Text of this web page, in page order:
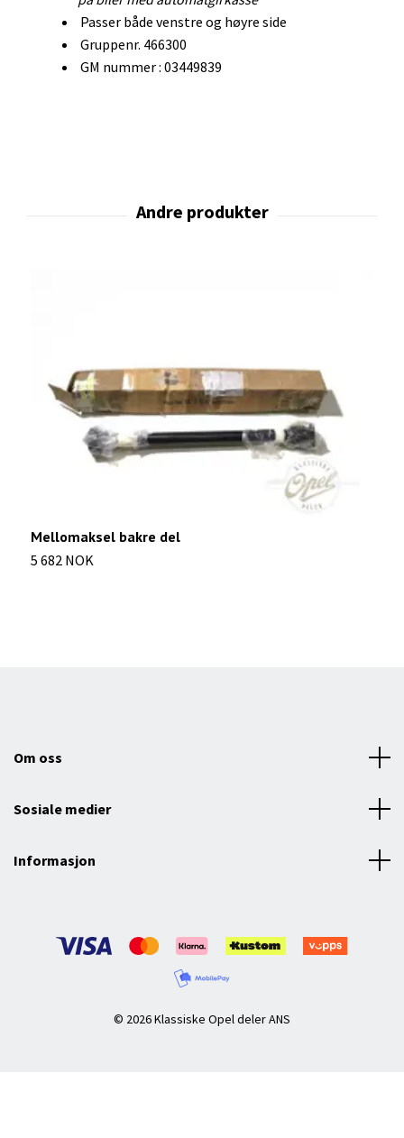
Passer både venstre og høyre side
Gruppenr. 466300
GM nummer : 03449839
Mellomaksel bakre del
5 682 NOK
Om oss
Sosiale medier
Informasjon
© 2026 Klassiske Opel deler ANS